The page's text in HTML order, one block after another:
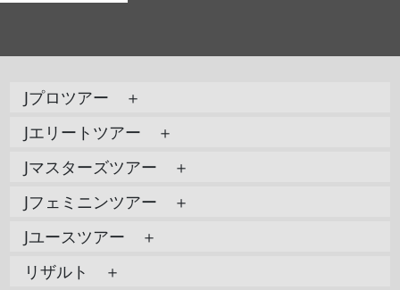
Jプロツアー ＋
Jエリートツアー ＋
Jマスターズツアー ＋
Jフェミニンツアー ＋
Jユースツアー ＋
リザルト ＋